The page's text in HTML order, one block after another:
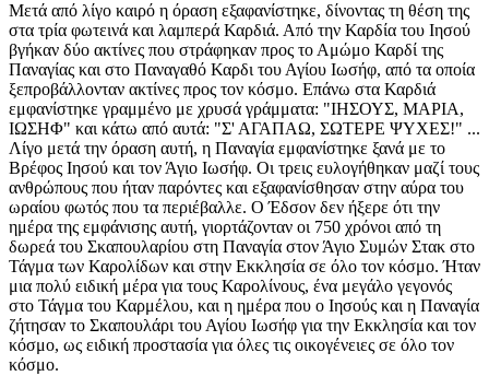
Μετά από λίγο καιρό η όραση εξαφανίστηκε, δίνοντας τη θέση της
στα τρία φωτεινά και λαμπερά Καρδιά. Από την Καρδία του Ιησού
βγήκαν δύο ακτίνες που στράφηκαν προς το Αμώμο Καρδί της
Παναγίας και στο Παναγαθό Καρδι του Αγίου Ιωσήφ, από τα οποία
ξεπροβάλλονταν ακτίνες προς τον κόσμο. Επάνω στα Καρδιά
εμφανίστηκε γραμμένο με χρυσά γράμματα: "ΙΗΣΟΥΣ, ΜΑΡΙΑ,
ΙΩΣΗΦ" και κάτω από αυτά: "Σ' ΑΓΑΠΑΩ, ΣΩΤΕΡΕ ΨΥΧΕΣ!" ...
Λίγο μετά την όραση αυτή, η Παναγία εμφανίστηκε ξανά με το
Βρέφος Ιησού και τον Άγιο Ιωσήφ. Οι τρεις ευλογήθηκαν μαζί τους
ανθρώπους που ήταν παρόντες και εξαφανίσθησαν στην αύρα του
ωραίου φωτός που τα περιέβαλλε. Ο Έδσον δεν ήξερε ότι την
ημέρα της εμφάνισης αυτή, γιορτάζονταν οι 750 χρόνοι από τη
δωρεά του Σκαπουλαρίου στη Παναγία στον Άγιο Συμών Στακ στο
Τάγμα των Καρολίδων και στην Εκκλησία σε όλο τον κόσμο. Ήταν
μια πολύ ειδική μέρα για τους Καρολίνους, ένα μεγάλο γεγονός
στο Τάγμα του Καρμέλου, και η ημέρα που ο Ιησούς και η Παναγία
ζήτησαν το Σκαπουλάρι του Αγίου Ιωσήφ για την Εκκλησία και τον
κόσμο, ως ειδική προστασία για όλες τις οικογένειες σε όλο τον
κόσμο.